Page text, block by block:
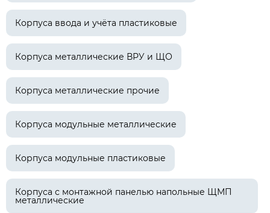
Корпуса ввода и учёта пластиковые
Корпуса металлические ВРУ и ЩО
Корпуса металлические прочие
Корпуса модульные металлические
Корпуса модульные пластиковые
Корпуса с монтажной панелью напольные ЩМП
металлические